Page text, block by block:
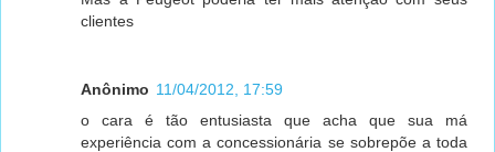
clientes
Anônimo 11/04/2012, 17:59
o cara é tão entusiasta que acha que sua má
experiência com a concessionária se sobrepõe a toda